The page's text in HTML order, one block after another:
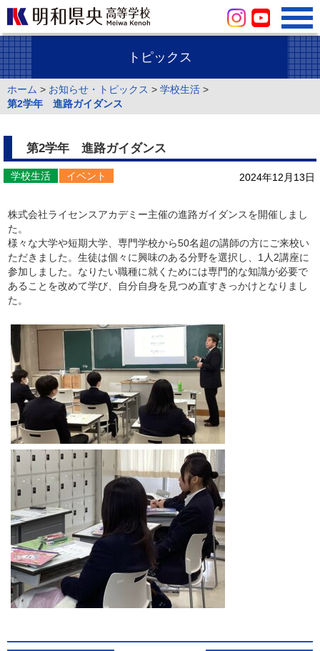
トピックス
ホーム > お知らせ・トピックス > 学校生活 >
第2学年 進路ガイダンス
第2学年 進路ガイダンス
2024年12月13日
学校生活 イベント
株式会社ライセンスアカデミー主催の進路ガイダンスを開催しまし
た。
様々な大学や短期大学、専門学校から50名超の講師の方にご来校い
ただきました。生徒は個々に興味のある分野を選択し、1人2講座に
参加しました。なりたい職種に就くためには専門的な知識が必要で
あることを改めて学び、自分自身を見つめ直すきっかけとなりまし
た。